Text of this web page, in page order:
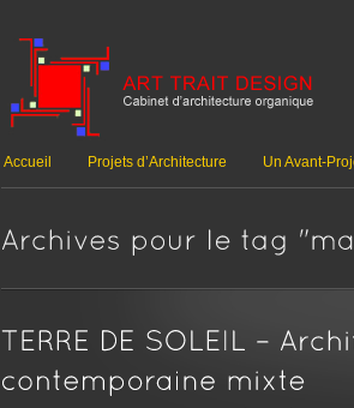
Accueil Projets d’Architecture Un Avant-